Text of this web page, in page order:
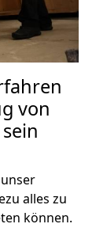
von
alles zu
können.